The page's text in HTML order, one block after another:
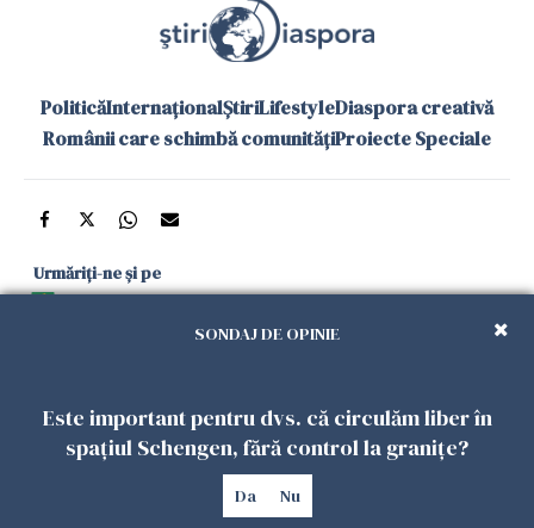
PoliticăInternaționalȘtiriLifestyleDiaspora creativă
Românii care schimbă comunitățiProiecte Speciale
Urmăriți-ne și pe
și în aplicațiile mobile
Politica de
confidențialitate
Politica
Cookies
Gestionați
Contact
Declarație de
accesibilitate
Copyright 2026. Toate drepturile rezervate.
SONDAJ DE OPINIE
Este important pentru dvs. că circulăm liber în
spațiul Schengen, fără control la granițe?
Da Nu